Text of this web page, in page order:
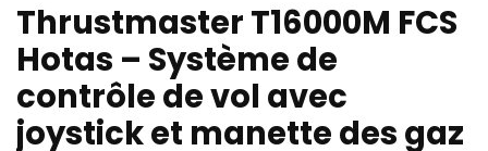
Thrustmaster T16000M FCS
Hotas – Système de
contrôle de vol avec
joystick et manette des gaz